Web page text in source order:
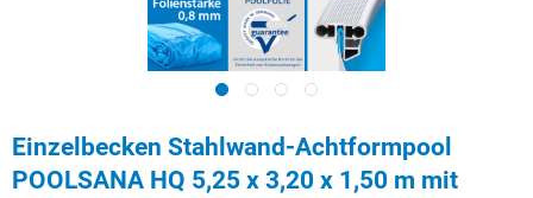
Einzelbecken Stahlwand-Achtformpool
POOLSANA HQ 5,25 x 3,20 x 1,50 m mit